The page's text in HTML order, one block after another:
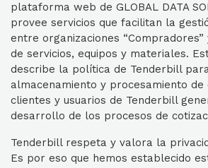
plataforma web de GLOBAL DATA
provee servicios que facilitan la
entre organizaciones “Compradores”
de servicios, equipos y materiales.
describe la política de Tenderbill
almacenamiento y procesamiento de
clientes y usuarios de Tenderbill
desarrollo de los procesos de
Tenderbill respeta y valora la
Es por eso que hemos establecido